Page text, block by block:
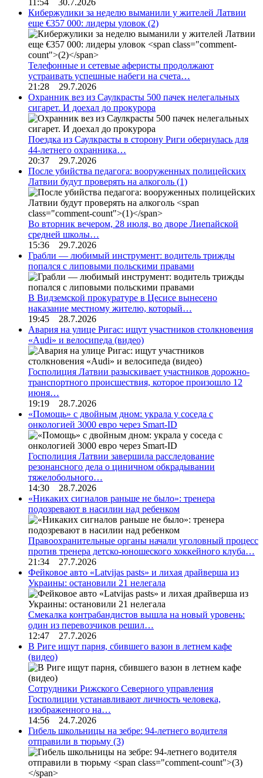
11:54 30.7.2026
Кибержулики за неделю выманили у жителей Латвии
еще €357 000: лидеры уловок (2)
Телефонные и сетевые аферисты продолжают
устраивать успешные набеги на счета…
21:28 29.7.2026
Охранник вез из Саулкрасты 500 пачек нелегальных
сигарет. И доехал до прокурора
Поездка из Саулкрасты в сторону Риги обернулась для
44-летнего охранника…
20:37 29.7.2026
После убийства педагога: вооруженных полицейских
Латвии будут проверять на алкоголь (1)
Во вторник вечером, 28 июля, во дворе Лиепайской
средней школы…
15:36 29.7.2026
Грабли — любимый инструмент: водитель трижды
попался с липовыми польскими правами
В Видземской прокуратуре в Цесисе вынесено
наказание местному жителю, который…
19:45 28.7.2026
Авария на улице Ригас: ищут участников столкновения
«Audi» и велосипеда (видео)
Госполиция Латвии разыскивает участников дорожно-
транспортного происшествия, которое произошло 12
июня…
19:19 28.7.2026
«Помощь» с двойным дном: украла у соседа с
онкологией 3000 евро через Smart-ID
Госполиция Латвии завершила расследование
резонансного дела о циничном обкрадывании
тяжелобольного…
14:30 28.7.2026
«Никаких сигналов раньше не было»: тренера
подозревают в насилии над ребенком
Правоохранительные органы начали уголовный процесс
против тренера детско-юношеского хоккейного клуба…
21:34 27.7.2026
Фейковое авто «Latvijas pasts» и лихая драйверша из
Украины: остановили 21 нелегала
Смекалка контрабандистов вышла на новый уровень:
один из перевозчиков решил…
12:47 27.7.2026
В Риге ищут парня, сбившего вазон в летнем кафе
(видео)
Сотрудники Рижского Северного управления
Госполиции устанавливают личность человека,
изображенного на…
14:56 24.7.2026
Гибель школьницы на зебре: 94-летнего водителя
отправили в тюрьму (3)